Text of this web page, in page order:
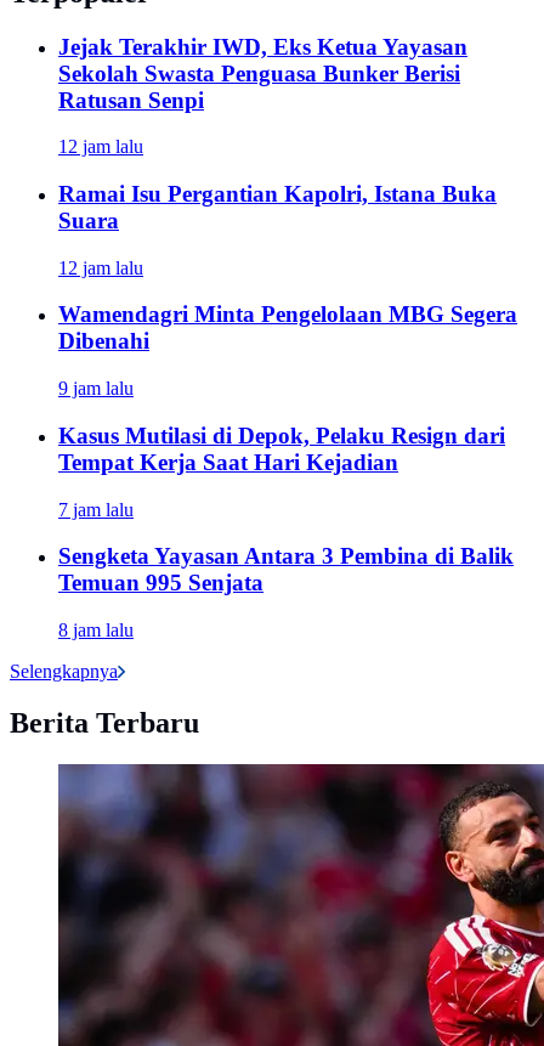
Jejak Terakhir IWD, Eks Ketua Yayasan
Sekolah Swasta Penguasa Bunker Berisi
Ratusan Senpi
12 jam lalu
Ramai Isu Pergantian Kapolri, Istana Buka
Suara
12 jam lalu
Wamendagri Minta Pengelolaan MBG Segera
Dibenahi
9 jam lalu
Kasus Mutilasi di Depok, Pelaku Resign dari
Tempat Kerja Saat Hari Kejadian
7 jam lalu
Sengketa Yayasan Antara 3 Pembina di Balik
Temuan 995 Senjata
8 jam lalu
Selengkapnya
Berita Terbaru